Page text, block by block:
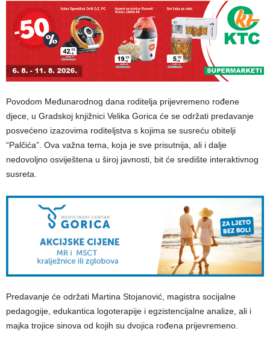
Povodom Međunarodnog dana roditelja prijevremeno rođene
djece, u Gradskoj knjižnici Velika Gorica će se održati predavanje
posvećeno izazovima roditeljstva s kojima se susreću obitelji
“Palčića”. Ova važna tema, koja je sve prisutnija, ali i dalje
nedovoljno osviještena u široj javnosti, bit će središte interaktivnog
susreta.
Predavanje će održati Martina Stojanović, magistra socijalne
pedagogije, edukantica logoterapije i egzistencijalne analize, ali i
majka trojice sinova od kojih su dvojica rođena prijevremeno.